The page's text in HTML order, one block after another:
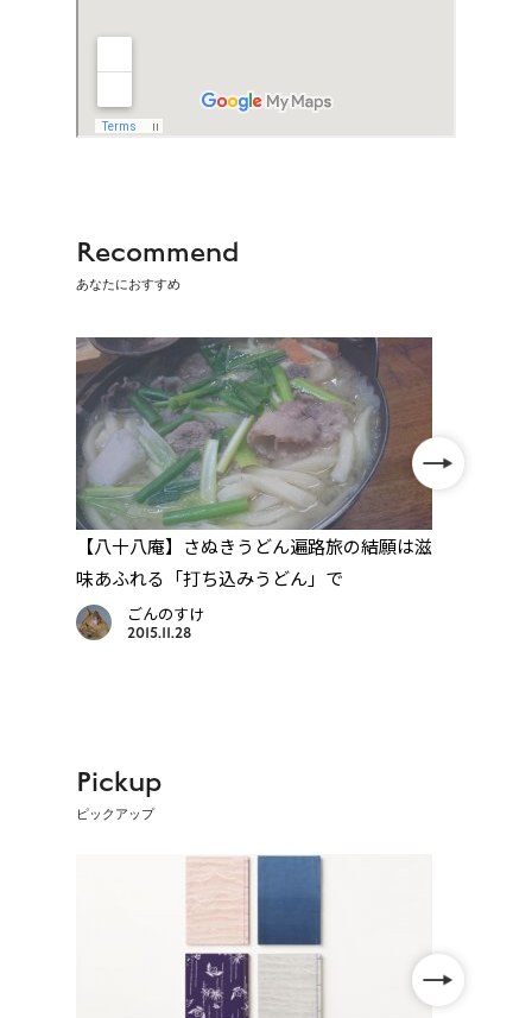
Recommend
あなたにおすすめ
【八十八庵】さぬきうどん遍路旅の結願は滋
味あふれる「打ち込みうどん」で
ごんのすけ
2015.11.28
Pickup
ピックアップ